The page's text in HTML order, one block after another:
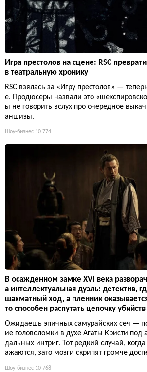
Игра престолов на сцене: RSC
в театральную хронику
RSC взялась за «Игру престолов» —
е. Продюсеры назвали это
ы не говорить вслух про очередное
аншизы.
Шоу-бизнес 10 774
В осажденном замке XVI века
а интеллектуальная дуэль: детектив,
шахматный ход, а пленник
то способен распутать цепочку убийств
Ожидаешь эпичных самурайских сеч —
ие головоломки в духе Агаты Кристи под
дальных интриг. Тот редкий случай,
ажаются, зато мозги скрипят громче
Шоу-бизнес 10 768